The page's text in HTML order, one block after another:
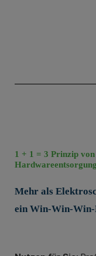
1 + 1 = 3 Prinzip
Hardwareentsorgung
Mehr als
ein Win-Win-